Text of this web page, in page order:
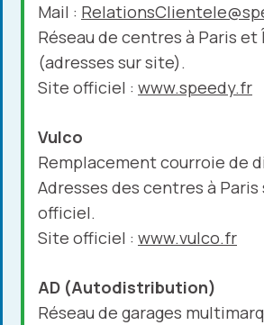
Mail :
Réseau de centres à Paris
(adresses sur site).
Site officiel : www.speedy.fr
Vulco
Remplacement courroie de
Adresses des centres à
officiel.
Site officiel : www.vulco.fr
AD (Autodistribution)
Réseau de garages